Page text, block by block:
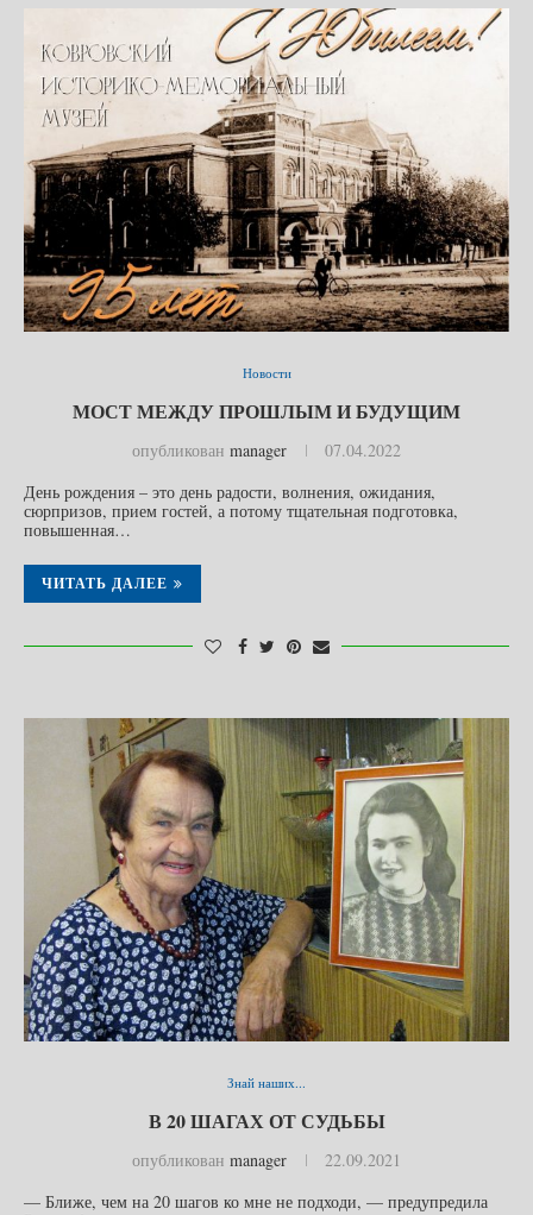
Новости
МОСТ МЕЖДУ ПРОШЛЫМ И БУДУЩИМ
опубликован manager
07.04.2022
День рождения – это день радости, волнения, ожидания,
сюрпризов, прием гостей, а потому тщательная подготовка,
повышенная…
ЧИТАТЬ ДАЛЕЕ
Знай наших...
В 20 ШАГАХ ОТ СУДЬБЫ
опубликован manager
22.09.2021
— Ближе, чем на 20 шагов ко мне не подходи, — предупредила